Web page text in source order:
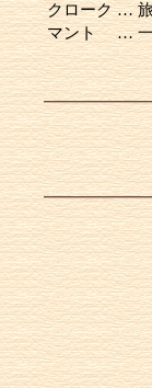
クローク …
マント
…